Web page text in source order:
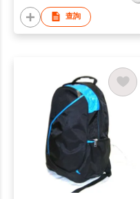
查詢